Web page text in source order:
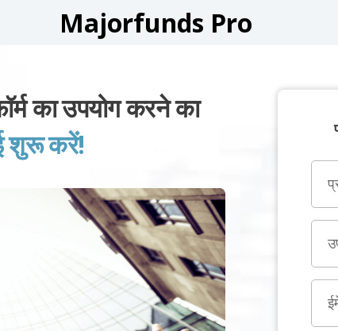
Majorfunds Pro
का उपयोग करने का
शुरू करें!